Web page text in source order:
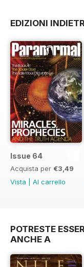
EDIZIONI
Issue 64
Acquista per €3,49
Vista
Al carrello
POTRESTE
ANCHE A